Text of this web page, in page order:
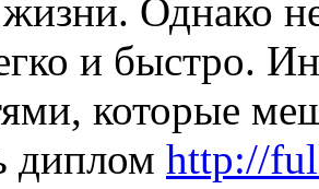
Однако
и быстро.
которые
диплом http://